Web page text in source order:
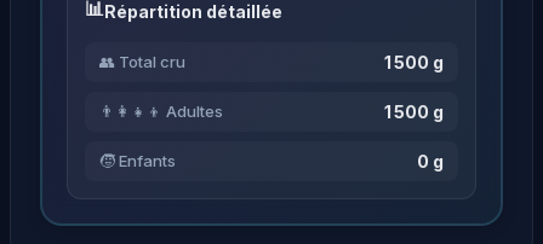
Répartition détaillée
👥 Total cru 1 500 g
👨‍👩‍👧‍👦 Adultes 1 500 g
🧒 Enfants 0 g